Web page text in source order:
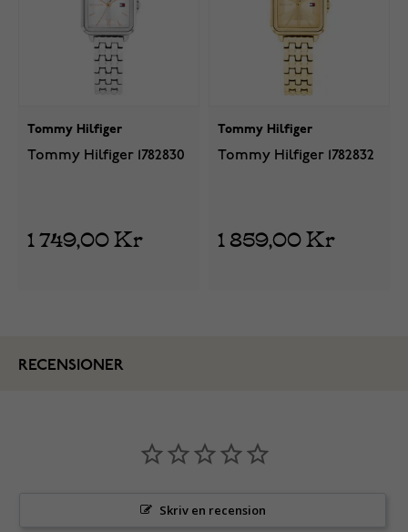
Tommy Hilfiger
Tommy Hilfiger 1782830
1 749,00 Kr
Tommy Hilfiger
Tommy Hilfiger 1782832
1 859,00 Kr
RECENSIONER
Skriv en recension